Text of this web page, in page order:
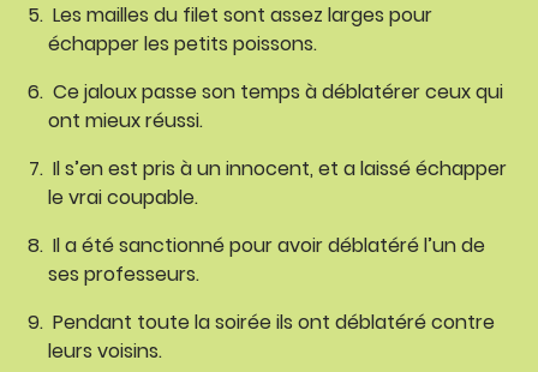
Les mailles du filet sont assez larges pour
échapper les petits poissons.
Ce jaloux passe son temps à déblatérer ceux qui
ont mieux réussi.
Il s’en est pris à un innocent, et a laissé échapper
le vrai coupable.
Il a été sanctionné pour avoir déblatéré l’un de
ses professeurs.
Pendant toute la soirée ils ont déblatéré contre
leurs voisins.